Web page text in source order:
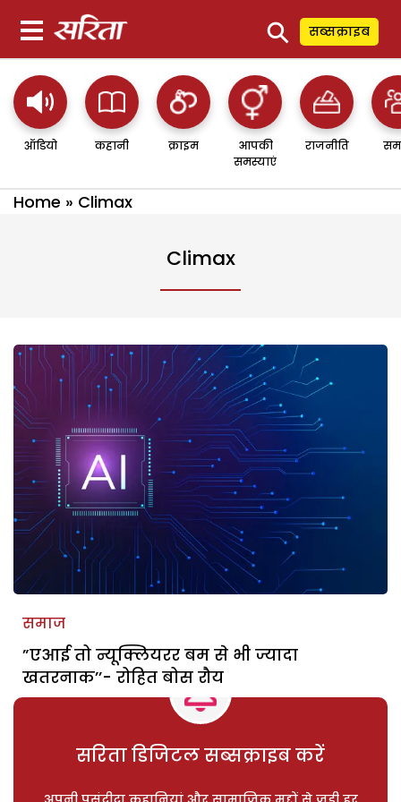
⚲ सब्सक्राइब
ऑडियो कहानी क्राइम
आपकी
समस्याएं
राजनीति
Home » Climax
Climax
समाज
”एआई तो न्यूक्लियरर बम से भी ज्यादा
खतरनाक’’- रोहित बोस रौय
सरिता डिजिटल सब्सक्राइब करें